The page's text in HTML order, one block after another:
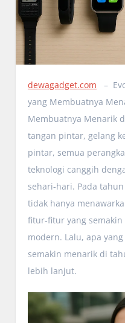
dewagadget.com –
yang Membuatnya
Membuatnya Menarik
tangan pintar, gelang
pintar, semua
teknologi canggih
sehari-hari. Pada
tidak hanya
fitur-fitur yang
modern. Lalu, apa
semakin menarik di
lebih lanjut.